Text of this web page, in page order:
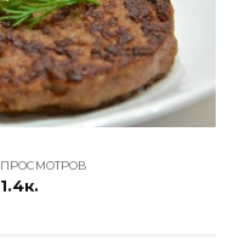
ПРОСМОТРОВ
1.4к.